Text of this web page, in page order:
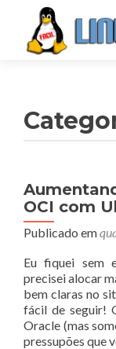
OCI com
Publicado em
Eu fiquei sem
precisei alocar
bem claras no
fácil de seguir!
Oracle (mas
pressupões que
por